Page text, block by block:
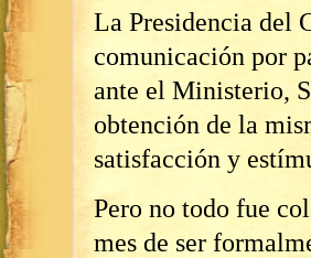
La Presidencia del
comunicación por
ante el Ministerio,
obtención de la
satisfacción y
Pero no todo fue
mes de ser